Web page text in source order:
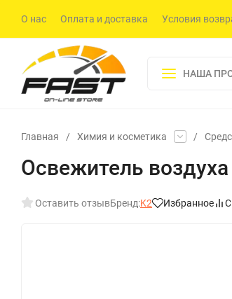
О нас Оплата и доставка Условия
НАША
Главная / Химия и косметика /
Освежитель
Оставить отзывБренд:K2 Избранное